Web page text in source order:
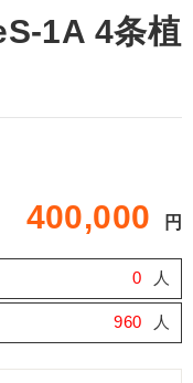
1A 4条植
400,000 円
0 人
960 人